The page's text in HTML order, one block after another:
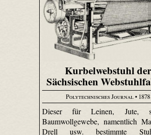
Kurbelwebstuhl der
Sächsischen
Polytechnisches Journal• 1878
Dieser für Leinen, Jute,
Baumwollgewebe, namentlich
Drell usw. bestimmte